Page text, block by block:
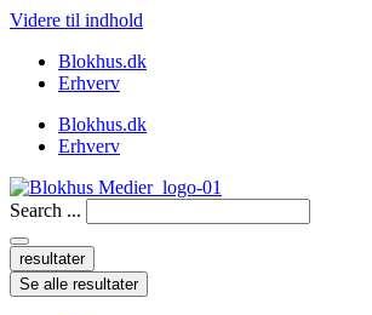
Videre til indhold
Blokhus.dk
Erhverv
Blokhus.dk
Erhverv
Search ...
resultater
Se alle resultater